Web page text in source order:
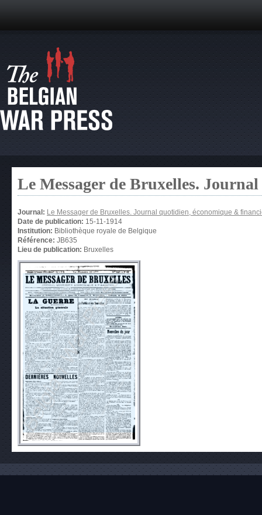
Le Messager de Bruxelles.
Journal: Le Messager de Bruxelles. Journal quotidien, économique &
Date de publication: 15-11-1914
Institution: Bibliothèque royale de Belgique
Référence: JB635
Lieu de publication: Bruxelles